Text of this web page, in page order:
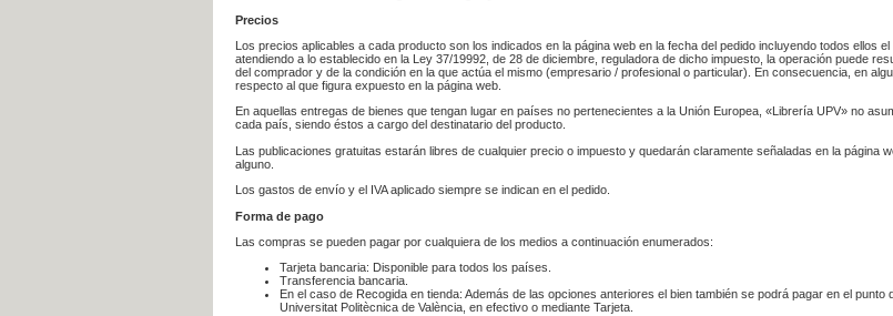
Precios
Los precios aplicables a cada producto son los indicados en la página web en la fecha del pedido incluyendo todos ellos
atendiendo a lo establecido en la Ley 37/19992, de 28 de diciembre, reguladora de dicho impuesto, la operación puede
del comprador y de la condición en la que actúa el mismo (empresario / profesional o particular). En consecuencia, en
respecto al que figura expuesto en la página web.
En aquellas entregas de bienes que tengan lugar en países no pertenecientes a la Unión Europea, «Librería UPV» no
cada país, siendo éstos a cargo del destinatario del producto.
Las publicaciones gratuitas estarán libres de cualquier precio o impuesto y quedarán claramente señaladas en la página
alguno.
Los gastos de envío y el IVA aplicado siempre se indican en el pedido.
Forma de pago
Las compras se pueden pagar por cualquiera de los medios a continuación enumerados:
Tarjeta bancaria: Disponible para todos los países.
Transferencia bancaria.
En el caso de Recogida en tienda: Además de las opciones anteriores el bien también se podrá pagar en el
Universitat Politècnica de València, en efectivo o mediante Tarjeta.